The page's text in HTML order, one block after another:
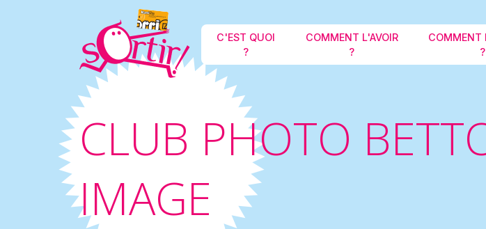
C'EST QUOI
?
COMMENT L'AVOIR
?
COMMENT
?
CLUB PHOTO
IMAGE